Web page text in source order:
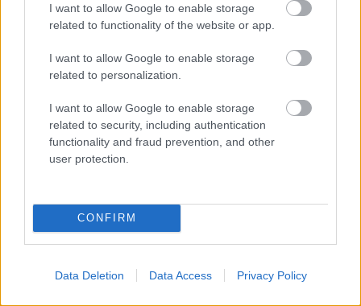
I want to allow Google to enable storage
related to functionality of the website or app.
I want to allow Google to enable storage
related to personalization.
I want to allow Google to enable storage
related to security, including authentication
functionality and fraud prevention, and other
user protection.
CONFIRM
Data Deletion Data Access Privacy Policy
Gunesch János olaszországi hadifogolynaplója – 15.
rész A naplóíró elkezdte előadássorozatát és
büszkén sorolja a résztvevők számát. Mandolint kap
ajándékba a reggiói püspöktől és ezen tanulja a
játékot. Egy újabb ellenőrzés során segélyeket
kapnak a táborlakók. Megtörtént az első távesküvő
és az…